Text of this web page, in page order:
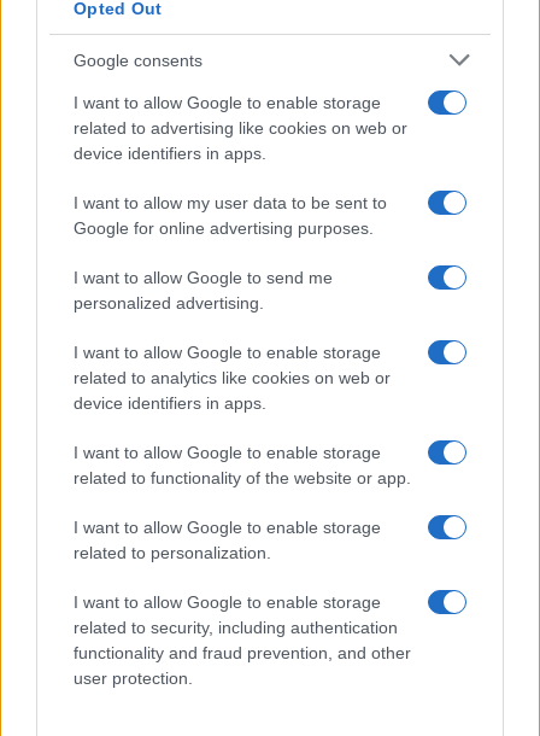
Opted Out
Google consents
I want to allow Google to enable storage
related to advertising like cookies on web or
device identifiers in apps.
I want to allow my user data to be sent to
Google for online advertising purposes.
I want to allow Google to send me
personalized advertising.
I want to allow Google to enable storage
related to analytics like cookies on web or
device identifiers in apps.
I want to allow Google to enable storage
related to functionality of the website or app.
I want to allow Google to enable storage
related to personalization.
I want to allow Google to enable storage
related to security, including authentication
functionality and fraud prevention, and other
user protection.
Egy különleges családi járattal 140 új
alijázó érkezett Izraelbe